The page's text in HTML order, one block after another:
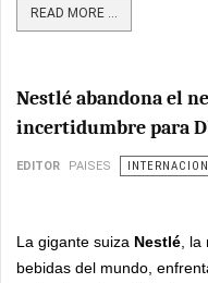
READ MORE ...
Nestlé abandona el
incertidumbre para
EDITOR PAISES
La gigante suiza Nestlé ,
bebidas del mundo,